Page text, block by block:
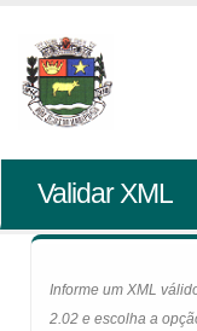
Validar XML
Informe um XML
2.02 e escolha a